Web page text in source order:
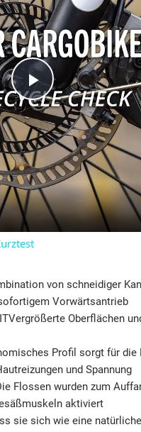
PLAY
VIDEO
von schneidiger
Vorwärtsantrieb
Oberflächen
Profil sorgt für
und Spannung
Flossen wurden zum
aktiviert
sie sich wie eine